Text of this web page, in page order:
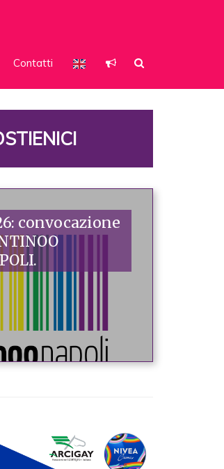
Contatti
convocazione